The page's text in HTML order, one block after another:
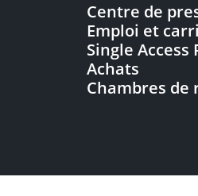
Centre de
Emploi et
Single Access
Achats
Chambres de